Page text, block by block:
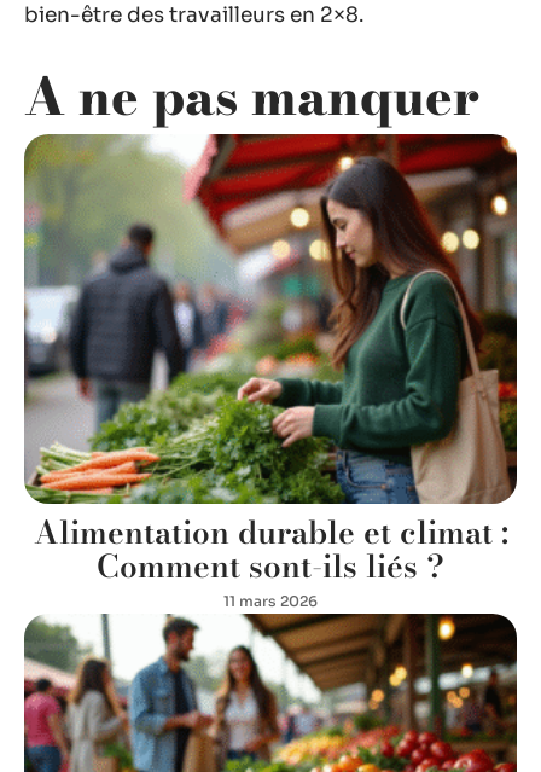
bien-être des travailleurs en 2×8.
A ne pas manquer
Alimentation durable et climat :
Comment sont-ils liés ?
11 mars 2026